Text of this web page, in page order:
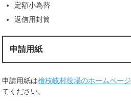
定額小為替
返信用封筒
申請用紙
申請用紙は檜枝岐村役場のホームページ
てください。